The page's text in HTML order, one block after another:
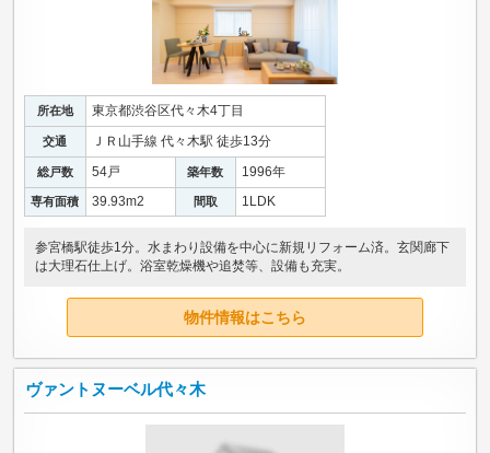
所在地 東京都渋谷区代々木4丁目
交通 ＪＲ山手線 代々木駅 徒歩13分
総戸数 54戸 築年数 1996年
専有面積 39.93m2 間取 1LDK
参宮橋駅徒歩1分。水まわり設備を中心に新規リフォーム済。玄関廊下
は大理石仕上げ。浴室乾燥機や追焚等、設備も充実。
物件情報はこちら
ヴァントヌーベル代々木